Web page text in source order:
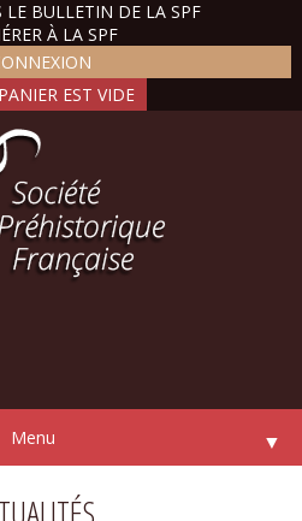
LE BULLETIN DE LA SPF
À LA SPF
Menu ▼